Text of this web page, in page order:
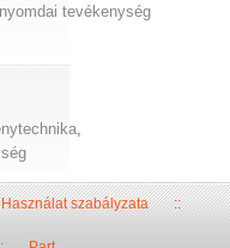
nyomdai tevékenység
Használat szabályzata::